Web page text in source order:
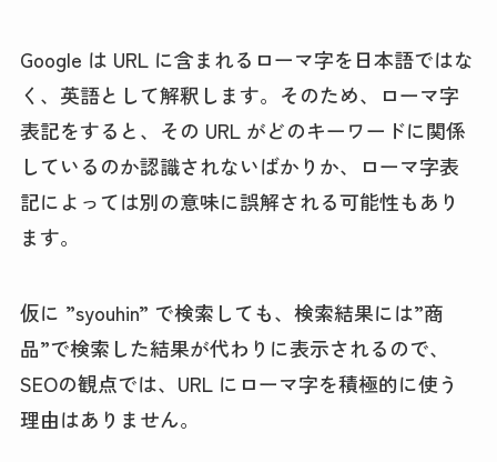
Google は URL に含まれるローマ字を日本語ではな
く、英語として解釈します。そのため、ローマ字
表記をすると、その URL がどのキーワードに関係
しているのか認識されないばかりか、ローマ字表
記によっては別の意味に誤解される可能性もあり
ます。
仮に ”syouhin” で検索しても、検索結果には”商
品”で検索した結果が代わりに表示されるので、
SEOの観点では、URL にローマ字を積極的に使う
理由はありません。